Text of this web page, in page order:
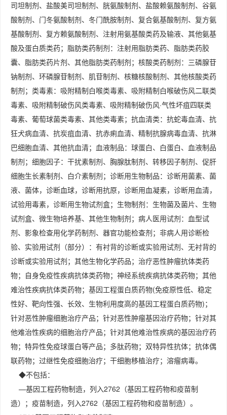
司坦制剂、盐酸美司坦制剂、胱氨酸制剂、盐酸赖氨酸制剂、谷氨
酸制剂、门冬氨酸制剂、冬门酰胺制剂、复合氨基酸制剂、复方氨
基酸制剂、复方赖氨酸制剂、注射用氨基酸类药及输液、其他氨基
酸及蛋白质类药；脂肪类药制剂：注射用脂肪类药、脂肪类药胶
囊、脂肪类药片剂、其他脂肪类药制剂；核酸类药制剂：三磷腺苷
钠制剂、环磷腺苷制剂、肌苷制剂、核糖核酸制剂、其他核酸类药
制剂；类毒素：吸附精制白喉类毒素、吸附精制白喉破伤风二联类
毒素、吸附精制破伤风类毒素、吸附精制破伤风·气性坏疽四联类
毒素、葡萄球菌类毒素、其他类毒素；抗血清类：抗蛇毒血清、抗
狂犬病血清、抗炭疽血清、抗赤痢血清、精制抗腺病毒血清、抗淋
巴细胞血清、其他抗血清；血液制品：球蛋白、白蛋白、血液制品
制剂；细胞因子：干扰素制剂、胸腺肽制剂、转移因子制剂、促肝
细胞生长素制剂、白介素制剂；诊断用生物制品：诊断用菌素、菌
液、菌体，诊断血球，诊断用抗原，诊断用血凝素，诊断用血清，
试验用毒素，诊断用生物试剂盒；生物制剂：生物菌及菌片、生物
试剂盒、微生物培养基、其他生物制剂；病人医用试剂：血型试
剂、影象检查用化学药制剂、器官功能检查剂；非病人用诊断检
验、实验用试剂（部分）：有衬背的诊断或实验用试剂、无衬背的
诊断或实验用试剂；其他生物化学药品；治疗恶性肿瘤抗体类药
物；自身免疫性疾病抗体类药物；神经系统疾病抗体类药物；其他
难治性疾病抗体类药物；基因工程蛋白质药物(免疫原性低、稳定
性好、靶向性强、长效、生物利用度高的基因工程蛋白质药物)；
针对恶性肿瘤细胞治疗产品；针对恶性肿瘤基因治疗药物；针对其
他难治性疾病的细胞治疗产品；针对其他难治性疾病的基因治疗药
物；特异性免疫球蛋白等产品；多肽药物；双特异性抗体；抗体偶
联药物；过继性免疫细胞治疗；干细胞移植治疗；溶瘤病毒。
◆不包括：
—基因工程药物制造，列入2762（基因工程药物和疫苗制
造）；疫苗制造，列入2762（基因工程药物和疫苗制造）。